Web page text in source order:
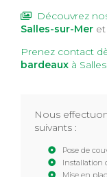
Découvrez
Salles-sur-Mer
Prenez contact
bardeaux à
Nous
suivants :
Pose de
Installation